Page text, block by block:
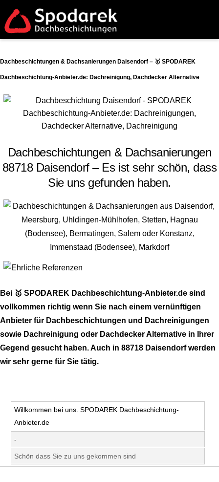
Dachbeschichtungen & Dachsanierungen Daisendorf – 🥇 SPODAREK
Dachbeschichtung-Anbieter.de: Dachreinigung, Dachdecker Alternative
Dachbeschichtungen & Dachsanierungen
88718 Daisendorf – Es ist sehr schön, dass
Sie uns gefunden haben.
Bei 🥇 SPODAREK Dachbeschichtung-Anbieter.de sind
vollkommen richtig wenn Sie nach einem vernünftigen
Anbieter für Dachbeschichtungen und Dachreinigungen
sowie Dachreinigung oder Dachdecker Alternative in Ihrer
Gegend gesucht haben. Auch in 88718 Daisendorf werden
wir sehr gerne für Sie tätig.
Willkommen bei uns. SPODAREK Dachbeschichtung-
Anbieter.de
-
Schön dass Sie zu uns gekommen sind